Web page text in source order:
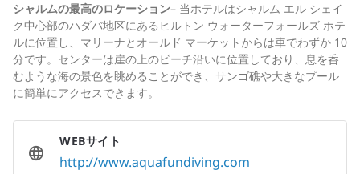
シャルムの最高のロケーション– 当ホテルはシャルム エル シェイ
ク中心部のハダバ地区にあるヒルトン ウォーターフォールズ ホテ
ルに位置し、マリーナとオールド マーケットからは車でわずか 10
分です。センターは崖の上のビーチ沿いに位置しており、息を呑
むような海の景色を眺めることができ、サンゴ礁や大きなプール
に簡単にアクセスできます。
WEBサイト
http://www.aquafundiving.com